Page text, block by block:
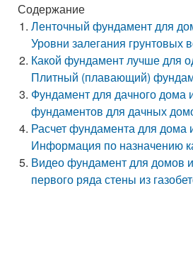
Содержание
Ленточный фундамент для
Уровни залегания грунтовых
Какой фундамент лучше для
Плитный (плавающий)
Фундамент для дачного дома
фундаментов для дачных
Расчет фундамента для дома
Информация по назначению
Видео фундамент для домов
первого ряда стены из